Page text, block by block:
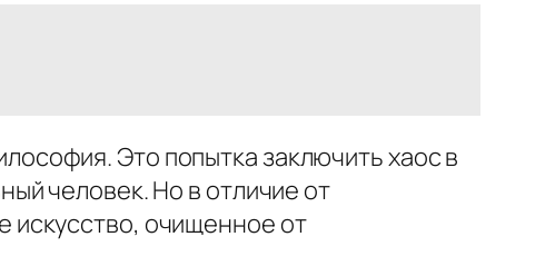
Это попытка заключить хаос в
человек. Но в отличие от
искусство, очищенное от